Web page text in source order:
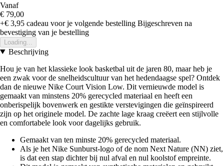
Vanaf
€ 79,00
+€ 3,95 cadeau voor je volgende bestelling Bijgeschreven na
bevestiging van je bestelling
Loading...
Beschrijving
Hou je van het klassieke look basketbal uit de jaren 80, maar heb je
een zwak voor de snelheidscultuur van het hedendaagse spel? Ontdek
dan de nieuwe Nike Court Vision Low. Dit vernieuwde model is
gemaakt van minstens 20% gerecycled materiaal en heeft een
onberispelijk bovenwerk en gestikte verstevigingen die geïnspireerd
zijn op het originele model. De zachte lage kraag creëert een stijlvolle
en comfortabele look voor dagelijks gebruik.
Gemaakt van ten minste 20% gerecycled materiaal.
Als je het Nike Sunburst-logo of de nom Next Nature (NN) ziet,
is dat een stap dichter bij nul afval en nul koolstof empreinte.